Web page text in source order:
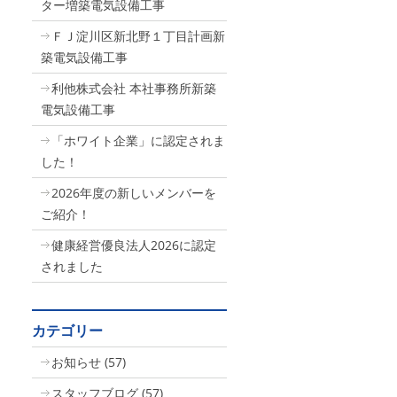
ター増築電気設備工事
ＦＪ淀川区新北野１丁目計画新
築電気設備工事
利他株式会社 本社事務所新築
電気設備工事
「ホワイト企業」に認定されま
した！
2026年度の新しいメンバーを
ご紹介！
健康経営優良法人2026に認定
されました
カテゴリー
お知らせ (57)
スタッフブログ (57)